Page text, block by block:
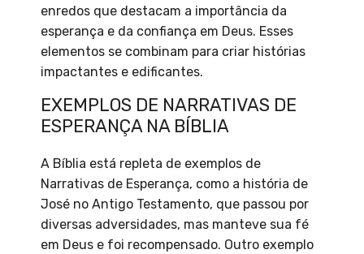
enredos que destacam a importância da
esperança e da confiança em Deus. Esses
elementos se combinam para criar histórias
impactantes e edificantes.
EXEMPLOS DE NARRATIVAS DE
ESPERANÇA NA BÍBLIA
A Bíblia está repleta de exemplos de
Narrativas de Esperança, como a história de
José no Antigo Testamento, que passou por
diversas adversidades, mas manteve sua fé
em Deus e foi recompensado. Outro exemplo